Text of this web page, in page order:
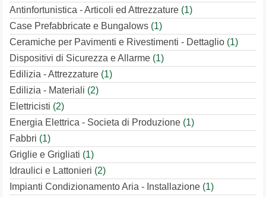
Antinfortunistica - Articoli ed Attrezzature (1)
Case Prefabbricate e Bungalows (1)
Ceramiche per Pavimenti e Rivestimenti - Dettaglio (1)
Dispositivi di Sicurezza e Allarme (1)
Edilizia - Attrezzature (1)
Edilizia - Materiali (2)
Elettricisti (2)
Energia Elettrica - Societa di Produzione (1)
Fabbri (1)
Griglie e Grigliati (1)
Idraulici e Lattonieri (2)
Impianti Condizionamento Aria - Installazione (1)